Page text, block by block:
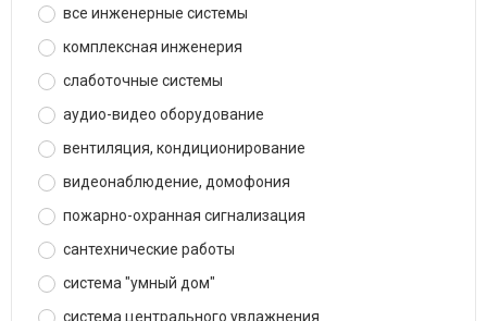
все инженерные системы
комплексная инженерия
слаботочные системы
аудио-видео оборудование
вентиляция, кондиционирование
видеонаблюдение, домофония
пожарно-охранная сигнализация
сантехнические работы
система "умный дом"
система центрального увлажнения